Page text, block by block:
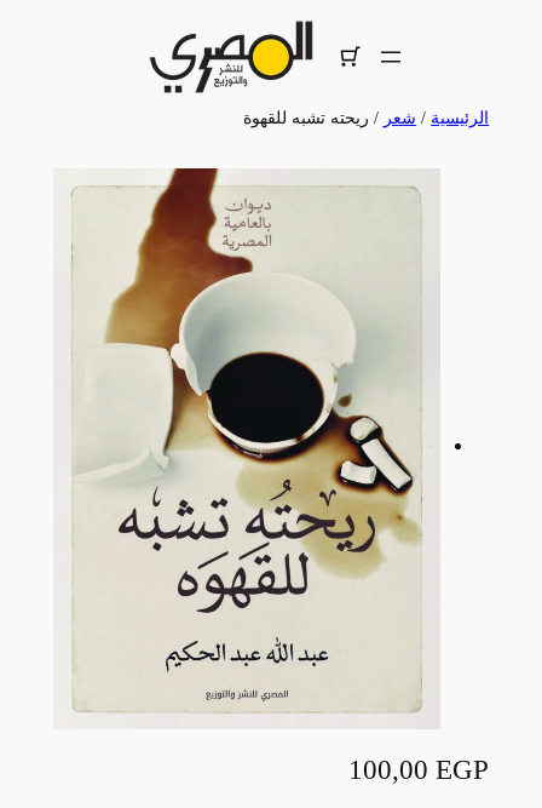
الرئيسية / شعر / ريحته تشبه للقهوة
100,00EGP